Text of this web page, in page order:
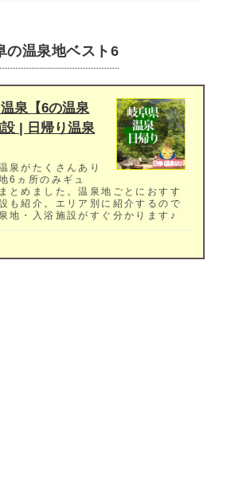
の温泉地ベスト6
泉【6の温泉
| 日帰り温泉
泉がたくさんあり
6ヵ所のみギュ
とめました。温泉地ごとにおすす
も紹介。エリア別に紹介するので
地・入浴施設がすぐ分かります♪